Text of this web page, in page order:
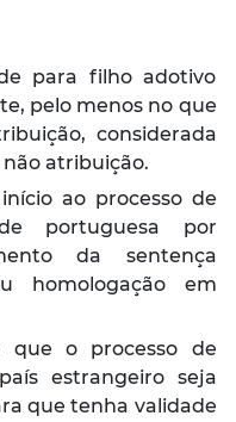
para filho adotivo
pelo menos no que
considerada
atribuição.
ao processo de
portuguesa por
da sentença
homologação em
que o processo de
estrangeiro seja
que tenha validade